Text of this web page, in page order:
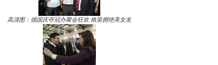
高清图：德国庆夺冠办聚会狂欢 格策拥绝美女友